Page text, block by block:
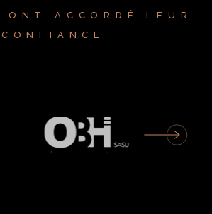
ACCORDÉ LEUR
CONFIANCE